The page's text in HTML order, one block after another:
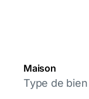
Maison
Type de bien